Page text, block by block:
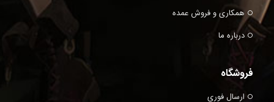
همکاری و فروش عمده
درباره ما
فروشگاه
ارسال فوری